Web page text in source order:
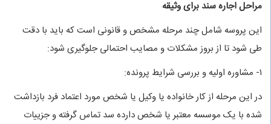
مراحل اجاره سند برای وثیقه
این پروسه شامل چند مرحله مشخص و قانونی است که باید با دقت
طی شود تا از بروز مشکلات و مصایب احتمالی جلوگیری شود:
۱- مشاوره اولیه و بررسی شرایط پرونده:
در این مرحله از کار خانواده یا وکیل یا شخص مورد اعتماد فرد بازداشت
شده با یک موسسه معتبر یا شخص دارده سد تماس گرفته و جزییات